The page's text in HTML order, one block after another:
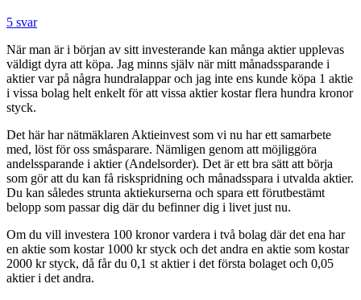
5 svar
När man är i början av sitt investerande kan många aktier upplevas
väldigt dyra att köpa. Jag minns själv när mitt månadssparande i
aktier var på några hundralappar och jag inte ens kunde köpa 1 aktie
i vissa bolag helt enkelt för att vissa aktier kostar flera hundra kronor
styck.
Det här har nätmäklaren Aktieinvest som vi nu har ett samarbete
med, löst för oss småsparare. Nämligen genom att möjliggöra
andelssparande i aktier (Andelsorder). Det är ett bra sätt att börja
som gör att du kan få riskspridning och månadsspara i utvalda aktier.
Du kan således strunta aktiekurserna och spara ett förutbestämt
belopp som passar dig där du befinner dig i livet just nu.
Om du vill investera 100 kronor vardera i två bolag där det ena har
en aktie som kostar 1000 kr styck och det andra en aktie som kostar
2000 kr styck, då får du 0,1 st aktier i det första bolaget och 0,05
aktier i det andra.